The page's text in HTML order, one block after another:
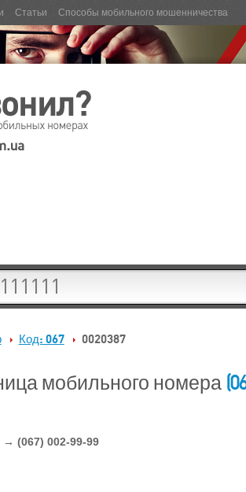
Статьи Способы мобильного мошенничества
Код: 067 0020387
мобильного номера
→ (067) 002-99-99